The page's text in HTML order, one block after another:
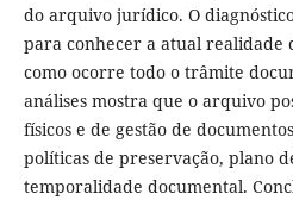
do arquivo jurídico. O
para conhecer a atual realidade
como ocorre todo o trâmite
análises mostra que o arquivo
físicos e de gestão de
políticas de preservação, plano
temporalidade documental.